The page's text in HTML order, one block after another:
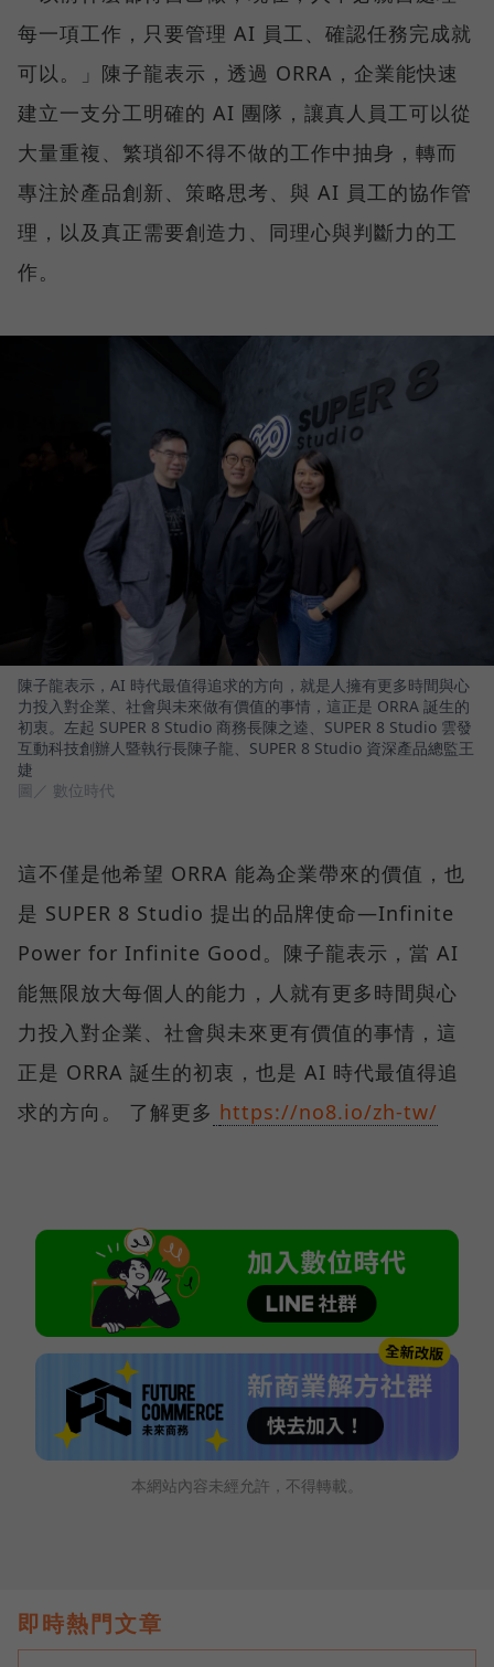
每一項工作，只要管理 AI 員工、確認任務完成就
可以。」陳子龍表示，透過 ORRA，企業能快速
建立一支分工明確的 AI 團隊，讓真人員工可以從
大量重複、繁瑣卻不得不做的工作中抽身，轉而
專注於產品創新、策略思考、與 AI 員工的協作管
理，以及真正需要創造力、同理心與判斷力的工
作。
陳子龍表示，AI 時代最值得追求的方向，就是人擁有更多時間與心
力投入對企業、社會與未來做有價值的事情，這正是 ORRA 誕生的
初衷。左起 SUPER 8 Studio 商務長陳之逵、SUPER 8 Studio 雲發
互動科技創辦人暨執行長陳子龍、SUPER 8 Studio 資深產品總監王
婕
圖／ 數位時代
這不僅是他希望 ORRA 能為企業帶來的價值，也
是 SUPER 8 Studio 提出的品牌使命—Infinite
Power for Infinite Good。陳子龍表示，當 AI
能無限放大每個人的能力，人就有更多時間與心
力投入對企業、社會與未來更有價值的事情，這
正是 ORRA 誕生的初衷，也是 AI 時代最值得追
求的方向。 了解更多 https://no8.io/zh-tw/
本網站內容未經允許，不得轉載。
即時熱門文章